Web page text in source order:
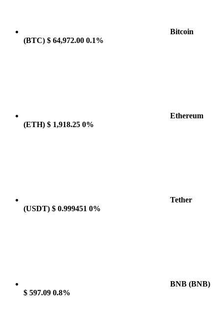
Bitcoin
(BTC) $ 64,972.00 0.1%
Ethereum
(ETH) $ 1,918.25 0%
Tether
(USDT) $ 0.999451 0%
BNB (BNB)
$ 597.09 0.8%